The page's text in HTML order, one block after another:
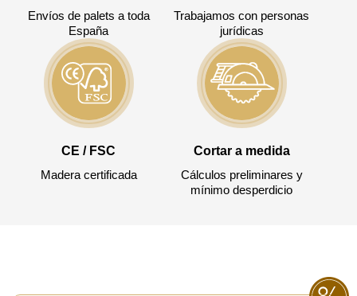
Envíos de palets a toda
España
Trabajamos con personas
jurídicas
CE / FSC
Madera certificada
Cortar a medida
Cálculos preliminares y
mínimo desperdicio